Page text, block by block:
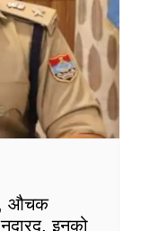
औचक
इनको